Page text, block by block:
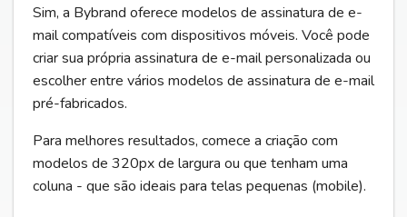
Sim, a Bybrand oferece modelos de assinatura de e-
mail compatíveis com dispositivos móveis. Você pode
criar sua própria assinatura de e-mail personalizada ou
escolher entre vários modelos de assinatura de e-mail
pré-fabricados.
Para melhores resultados, comece a criação com
modelos de 320px de largura ou que tenham uma
coluna - que são ideais para telas pequenas (mobile).